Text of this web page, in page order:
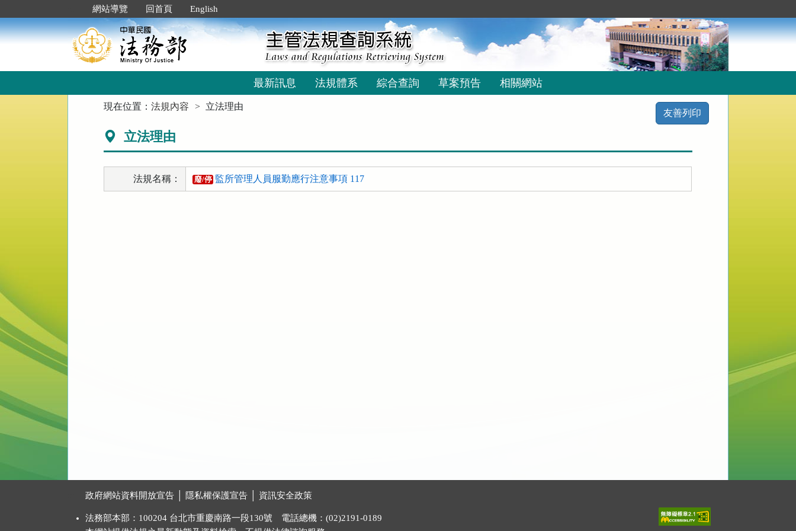
到
主
要
網站導覽 回首頁 English
最新訊息 法規體系 綜合查詢 草案預告 相關網站
現在位置：法規內容 立法理由
友善列印
立法理由
法規名稱： 廢/停 監所管理人員服勤應行注意事項 117
政府網站資料開放宣告 隱私權保護宣告 資訊安全政策
法務部本部：100204 台北市重慶南路一段130號 電話總機：(02)2191-0189